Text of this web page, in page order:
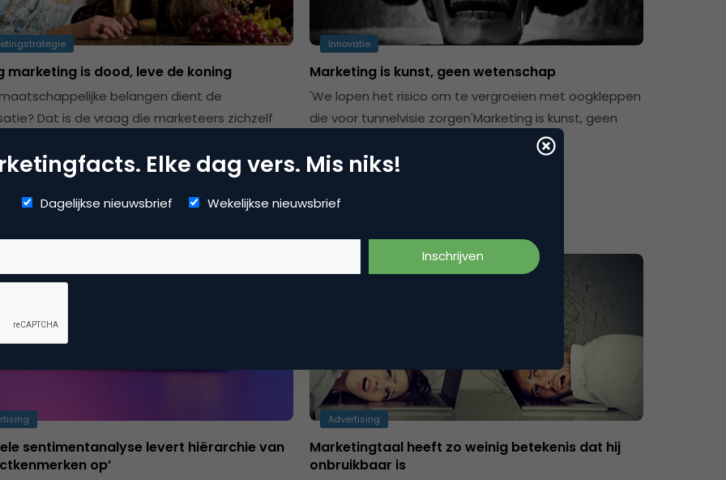
marketing is dood, leve de koning
belangen dient de
Dat is de vraag die marketeers zichzelf
Marco Kuijten
Avans Hogeschool
Innovatie
Marketing is kunst, geen wetenschap
'We lopen het risico om te vergroeien met oogkleppen
die voor tunnelvisie zorgen'Marketing is kunst, geen
wetenschap. Klinkt misschien vreemd…
sentimentanalyse levert hiërarchie van
op’
Advertising
Marketingtaal heeft zo weinig betekenis dat hij
onbruikbaar is
Elke dag vers. Mis niks!
Dagelijkse nieuwsbrief Wekelijkse nieuwsbrief